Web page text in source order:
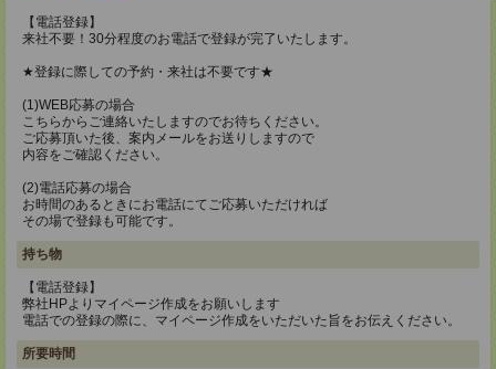
【電話登録】
来社不要！30分程度のお電話で登録が完了いたします。
★登録に際しての予約・来社は不要です★
(1)WEB応募の場合
こちらからご連絡いたしますのでお待ちください。
ご応募頂いた後、案内メールをお送りしますので
内容をご確認ください。
(2)電話応募の場合
お時間のあるときにお電話にてご応募いただければ
その場で登録も可能です。
持ち物
【電話登録】
弊社HPよりマイページ作成をお願いします
電話での登録の際に、マイページ作成をいただいた旨をお伝えください。
所要時間